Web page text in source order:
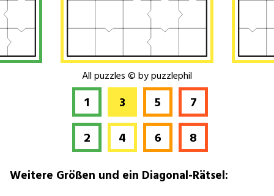
All puzzles © by puzzlephil
1
2
3
4
5
6
7
8
Weitere Größen und ein Diagonal-Rätsel: